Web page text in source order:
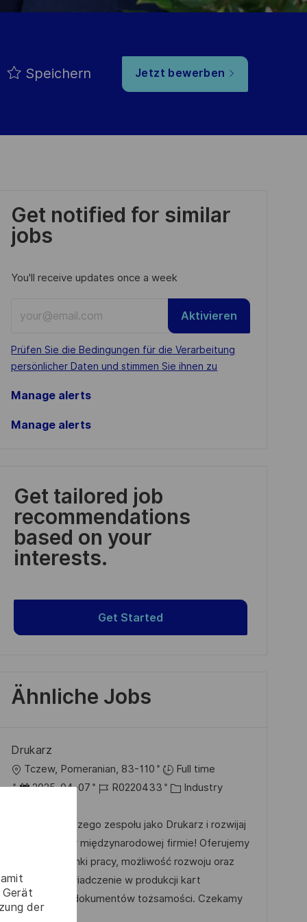
Gerät
der
Speichern Jetzt bewerben
Get notified for similar
jobs
You'll receive updates once a week
Email
address
(Required)
Required
Prüfen Sie die Bedingungen für die Verarbeitung
persönlicher Daten und stimmen Sie ihnen zu
Aktivieren
Manage alerts
Manage alerts
Get tailored job
recommendations
based on your
interests.
Get Started
Ähnliche Jobs
Drukarz
O
r
Tczew, Pomeranian, 83-110
Full time
D
d
e
r
2025-04-07
J
b
-
I
D
R0220433
K
t
e
g
o
r
Industry
Dołącz do naszego zespołu jako Drukarz i rozwijaj
swoją pasję w międzynarodowej firmie! Oferujemy
stabilne warunki pracy, możliwość rozwoju oraz
unikalne doświadczenie w produkcji kart
bankowych i dokumentów tożsamości. Czekamy
na Ciebie!